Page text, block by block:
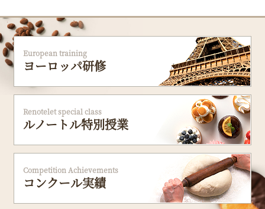
European training
ヨーロッパ研修
Renotelet special class
ルノートル特別授業
Competition Achievements
コンクール実績